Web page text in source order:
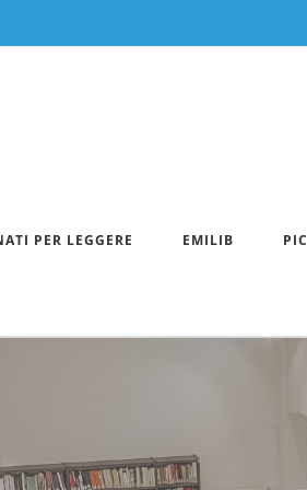
PER LEGGERE EMILIB PIC